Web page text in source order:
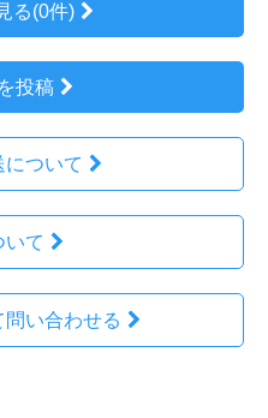
る(0件)
投稿
ついて
いて
い合わせる